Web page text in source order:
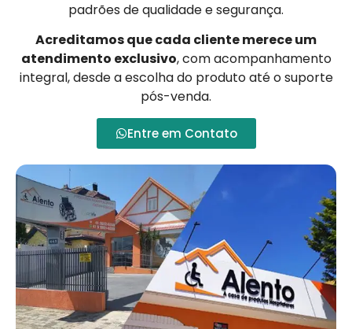
padrões de qualidade e segurança.
Acreditamos que cada cliente merece um
atendimento exclusivo, com acompanhamento
integral, desde a escolha do produto até o suporte
pós-venda.
Entre em Contato